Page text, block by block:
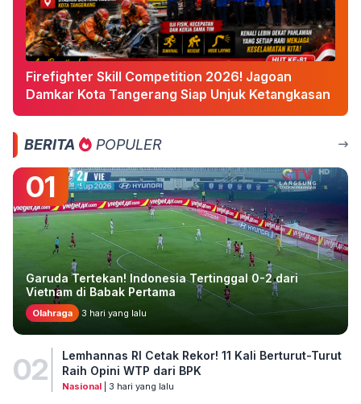
Firefighter Skill Competition 2026! Jagoan
Damkar Kota Tangerang Siap Unjuk Ketangkasan
BERITA POPULER
01
Garuda Tertekan! Indonesia Tertinggal 0-2 dari
Vietnam di Babak Pertama
Olahraga 3 hari yang lalu
02
Lemhannas RI Cetak Rekor! 11 Kali Berturut-Turut
Raih Opini WTP dari BPK
Nasional| 3 hari yang lalu